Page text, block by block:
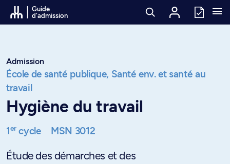
Passer au contenu
Guide
d'admission
Admission
École de santé publique, Santé env. et santé au
travail
Hygiène du travail
1ercycle MSN 3012
Étude des démarches et des